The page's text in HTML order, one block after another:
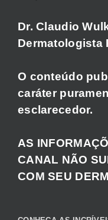
Dr. Claudio
Dermatologista
O conteúdo
caráter
esclarecedor.
AS
CANAL NÃO
COM SEU